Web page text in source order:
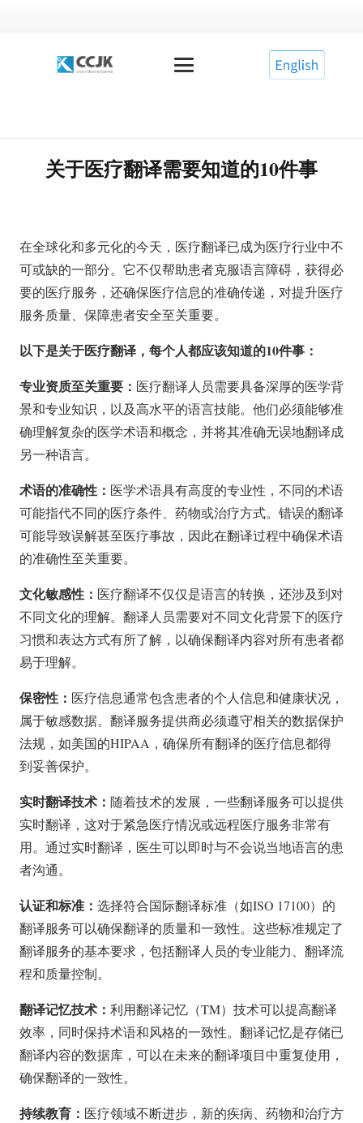
关于医疗翻译需要知道的10件事
在全球化和多元化的今天，医疗翻译已成为医疗行业中不
可或缺的一部分。它不仅帮助患者克服语言障碍，获得必
要的医疗服务，还确保医疗信息的准确传递，对提升医疗
服务质量、保障患者安全至关重要。
以下是关于医疗翻译，每个人都应该知道的10件事：
专业资质至关重要： 医疗翻译人员需要具备深厚的医学背
景和专业知识，以及高水平的语言技能。他们必须能够准
确理解复杂的医学术语和概念，并将其准确无误地翻译成
另一种语言。
术语的准确性： 医学术语具有高度的专业性，不同的术语
可能指代不同的医疗条件、药物或治疗方式。错误的翻译
可能导致误解甚至医疗事故，因此在翻译过程中确保术语
的准确性至关重要。
文化敏感性： 医疗翻译不仅仅是语言的转换，还涉及到对
不同文化的理解。翻译人员需要对不同文化背景下的医疗
习惯和表达方式有所了解，以确保翻译内容对所有患者都
易于理解。
保密性： 医疗信息通常包含患者的个人信息和健康状况，
属于敏感数据。翻译服务提供商必须遵守相关的数据保护
法规，如美国的HIPAA，确保所有翻译的医疗信息都得
到妥善保护。
实时翻译技术： 随着技术的发展，一些翻译服务可以提供
实时翻译，这对于紧急医疗情况或远程医疗服务非常有
用。通过实时翻译，医生可以即时与不会说当地语言的患
者沟通。
认证和标准： 选择符合国际翻译标准（如ISO 17100）的
翻译服务可以确保翻译的质量和一致性。这些标准规定了
翻译服务的基本要求，包括翻译人员的专业能力、翻译流
程和质量控制。
翻译记忆技术： 利用翻译记忆（TM）技术可以提高翻译
效率，同时保持术语和风格的一致性。翻译记忆是存储已
翻译内容的数据库，可以在未来的翻译项目中重复使用，
确保翻译的一致性。
持续教育： 医疗领域不断进步，新的疾病、药物和治疗方